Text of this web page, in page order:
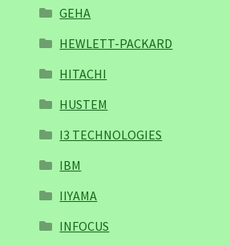
GEHA
HEWLETT-PACKARD
HITACHI
HUSTEM
I3 TECHNOLOGIES
IBM
IIYAMA
INFOCUS